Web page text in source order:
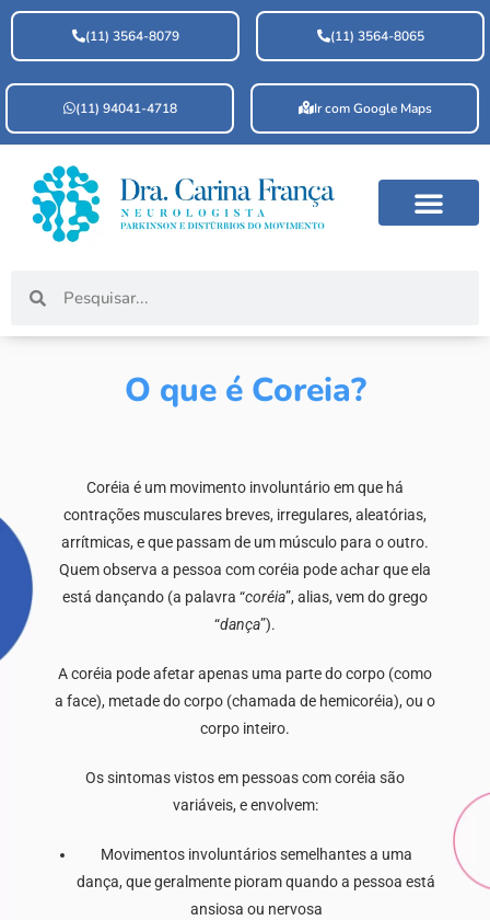
(11) 3564-8079 (11) 3564-8065
(11) 94041-4718 Ir com Google Maps
O que é Coreia?
Coréia é um movimento involuntário em que há
contrações musculares breves, irregulares, aleatórias,
arrítmicas, e que passam de um músculo para o outro.
Quem observa a pessoa com coréia pode achar que ela
está dançando (a palavra “coréia”, alias, vem do grego
“dança”).
A coréia pode afetar apenas uma parte do corpo (como
a face), metade do corpo (chamada de hemicoréia), ou o
corpo inteiro.
Os sintomas vistos em pessoas com coréia são
variáveis, e envolvem:
Movimentos involuntários semelhantes a uma
dança, que geralmente pioram quando a pessoa está
ansiosa ou nervosa